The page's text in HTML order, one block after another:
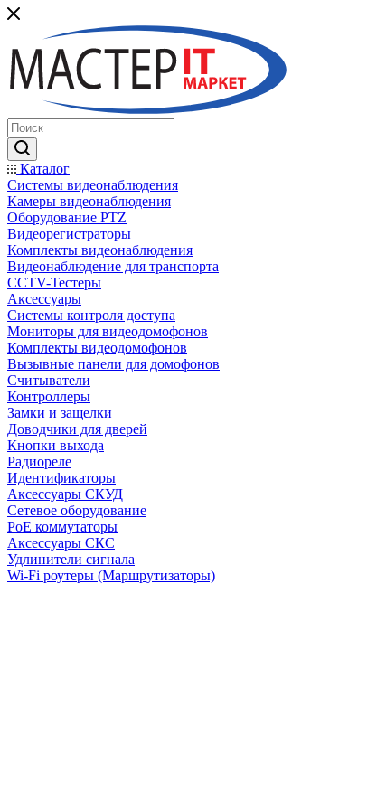
Каталог
Системы видеонаблюдения
Камеры видеонаблюдения
Оборудование PTZ
Видеорегистраторы
Комплекты видеонаблюдения
Видеонаблюдение для транспорта
CCTV-Тестеры
Аксессуары
Системы контроля доступа
Мониторы для видеодомофонов
Комплекты видеодомофонов
Вызывные панели для домофонов
Считыватели
Контроллеры
Замки и защелки
Доводчики для дверей
Кнопки выхода
Радиореле
Идентификаторы
Аксессуары СКУД
Сетевое оборудование
PoE коммутаторы
Аксессуары СКС
Удлинители сигнала
Wi-Fi роутеры (Маршрутизаторы)